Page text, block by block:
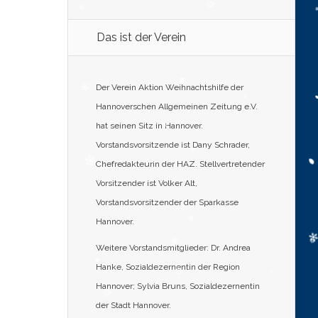
Das ist der Verein
Der Verein Aktion Weihnachtshilfe der
Hannoverschen Allgemeinen Zeitung e.V.
hat seinen Sitz in Hannover.
Vorstandsvorsitzende ist Dany Schrader,
Chefredakteurin der HAZ. Stellvertretender
Vorsitzender ist Volker Alt,
Vorstandsvorsitzender der Sparkasse
Hannover.
Weitere Vorstandsmitglieder: Dr. Andrea
Hanke, Sozialdezernentin der Region
Hannover; Sylvia Bruns, Sozialdezernentin
der Stadt Hannover.